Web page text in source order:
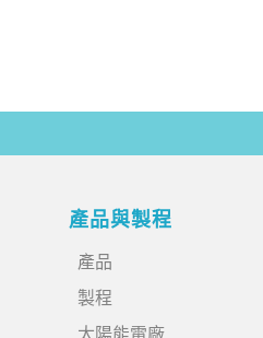
產品與製程
產品
製程
太陽能電廠